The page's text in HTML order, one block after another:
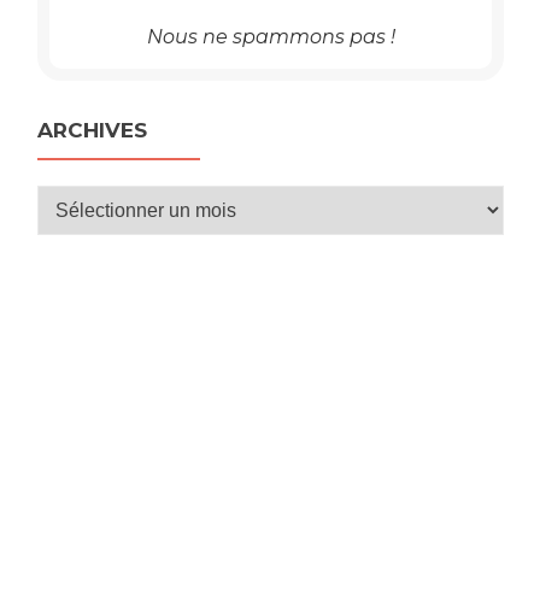
Nous ne spammons pas !
ARCHIVES
Archives